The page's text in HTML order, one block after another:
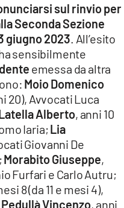
sul rinvio per
Seconda Sezione
giugno 2023 . All’esito
sensibilmente
emessa da altra
Moio Domenico
20), Avvocati Luca
Alberto, anni 10
Iaria;Lia
Giovanni De
Morabito Giuseppe,
Furfari e Carlo Autru;
8 (da 11 e mesi 4),
Pedullà Vincenzo, anni